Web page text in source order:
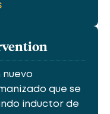
nuevo
que se
inductor de